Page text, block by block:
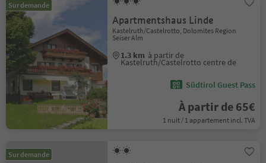
Sur demande
Apartmentshaus Linde
Kastelruth/Castelrotto, Dolomites Region
Seiser Alm
1.3 km à partir de
Kastelruth/Castelrotto centre de
Südtirol Guest Pass
À partir de 65€
1 nuit / 1 appartement incl. TVA
Sur demande